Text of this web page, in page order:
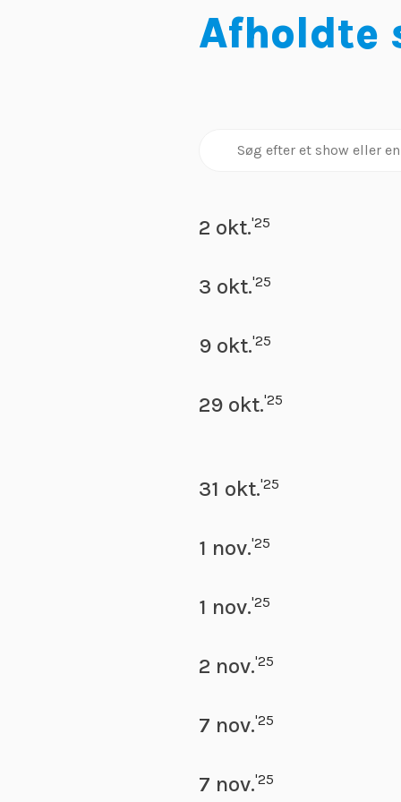
Afholdte
2 okt.'25
3 okt.'25
9 okt.'25
29 okt.'25
31 okt.'25
1 nov.'25
1 nov.'25
2 nov.'25
7 nov.'25
7 nov.'25